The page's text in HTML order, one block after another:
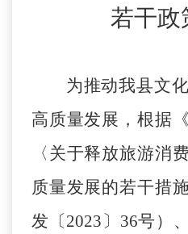
若干政
为推动我县文
高质量发展，根据
〈关于释放旅游消
质量发展的若干措
发〔2023〕36号）